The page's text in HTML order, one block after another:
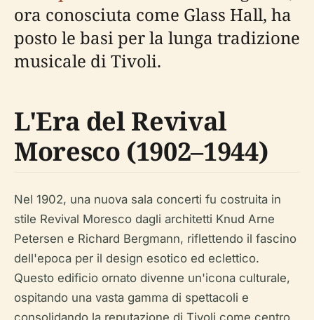
ora conosciuta come Glass Hall, ha
posto le basi per la lunga tradizione
musicale di Tivoli.
L'Era del Revival
Moresco (1902–1944)
Nel 1902, una nuova sala concerti fu costruita in
stile Revival Moresco dagli architetti Knud Arne
Petersen e Richard Bergmann, riflettendo il fascino
dell'epoca per il design esotico ed eclettico.
Questo edificio ornato divenne un'icona culturale,
ospitando una vasta gamma di spettacoli e
consolidando la reputazione di Tivoli come centro